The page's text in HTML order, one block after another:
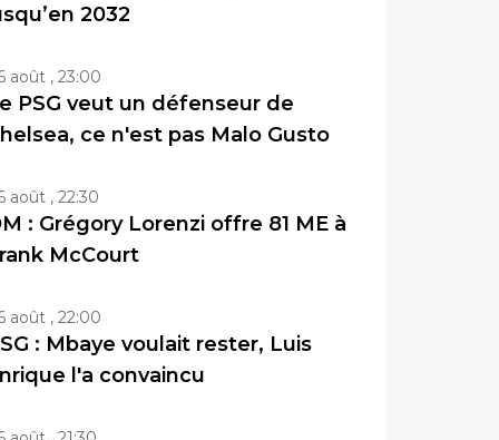
2032
août , 23:00
PSG veut un défenseur de
ce n'est pas Malo Gusto
août , 22:30
: Grégory Lorenzi offre 81 ME à
McCourt
août , 22:00
: Mbaye voulait rester, Luis
l'a convaincu